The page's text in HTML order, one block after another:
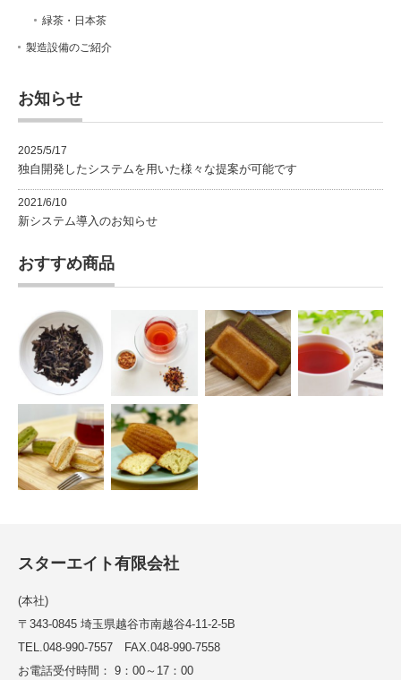
緑茶・日本茶
製造設備のご紹介
お知らせ
2025/5/17
独自開発したシステムを用いた様々な提案が可能です
2021/6/10
新システム導入のお知らせ
おすすめ商品
スターエイト有限会社
(本社)
〒343-0845 埼玉県越谷市南越谷4-11-2-5B
TEL.048-990-7557 FAX.048-990-7558
お電話受付時間： 9：00～17：00